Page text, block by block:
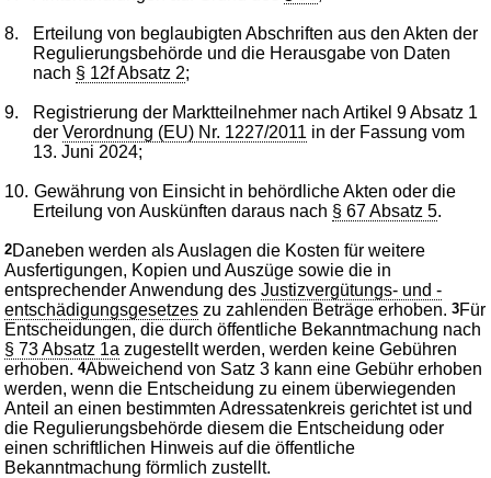
8.
Erteilung von beglaubigten Abschriften aus den Akten der
Regulierungsbehörde und die Herausgabe von Daten
nach § 12f Absatz 2;
9.
Registrierung der Marktteilnehmer nach Artikel 9 Absatz 1
derVerordnung (EU) Nr. 1227/2011 in der Fassung vom
13. Juni 2024;
10. Gewährung von Einsicht in behördliche Akten oder die
Erteilung von Auskünften daraus nach § 67 Absatz 5.
2Daneben werden als Auslagen die Kosten für weitere
Ausfertigungen, Kopien und Auszüge sowie die in
entsprechender Anwendung desJustizvergütungs- und -
entschädigungsgesetzes zu zahlenden Beträge erhoben.3Für
Entscheidungen, die durch öffentliche Bekanntmachung nach
§ 73 Absatz 1a zugestellt werden, werden keine Gebühren
erhoben.4Abweichend von Satz 3 kann eine Gebühr erhoben
werden, wenn die Entscheidung zu einem überwiegenden
Anteil an einen bestimmten Adressatenkreis gerichtet ist und
die Regulierungsbehörde diesem die Entscheidung oder
einen schriftlichen Hinweis auf die öffentliche
Bekanntmachung förmlich zustellt.